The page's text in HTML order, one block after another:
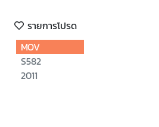
รายการโปรด
MOV
S582
2011